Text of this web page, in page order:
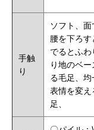
手触
り
ソフト、 面
腰を下ろ
でるとふ
り地のベ
る毛足、
表情を変
足、